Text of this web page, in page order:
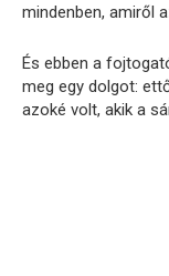
mindenben, amiről
És ebben a
meg egy dolgot:
azoké volt, akik a